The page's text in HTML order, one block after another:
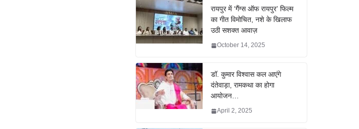
रायपुर में ‘गैंग्स ऑफ रायपुर’ फिल्म
का गीत विमोचित, नशे के खिलाफ
उठी सशक्त आवाज़
October 14, 2025
डॉ. कुमार विश्वास कल आएंगे
दंतेवाड़ा, रामकथा का होगा
आयोजन…
April 2, 2025